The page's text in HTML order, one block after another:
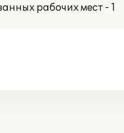
рабочих мест - 1